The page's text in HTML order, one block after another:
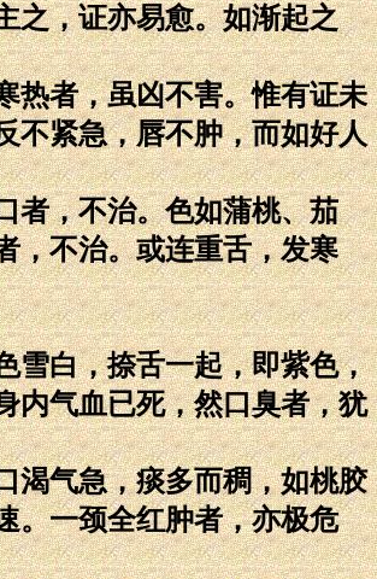
之，证亦易愈。如渐起之
热者，虽凶不害。惟有证未
不紧急，唇不肿，而如好人
者，不治。色如蒲桃、茄
，不治。或连重舌，发寒
雪白，捺舌一起，即紫色，
内气血已死，然口臭者，犹
渴气急，痰多而稠，如桃胶
。一颈全红肿者，亦极危